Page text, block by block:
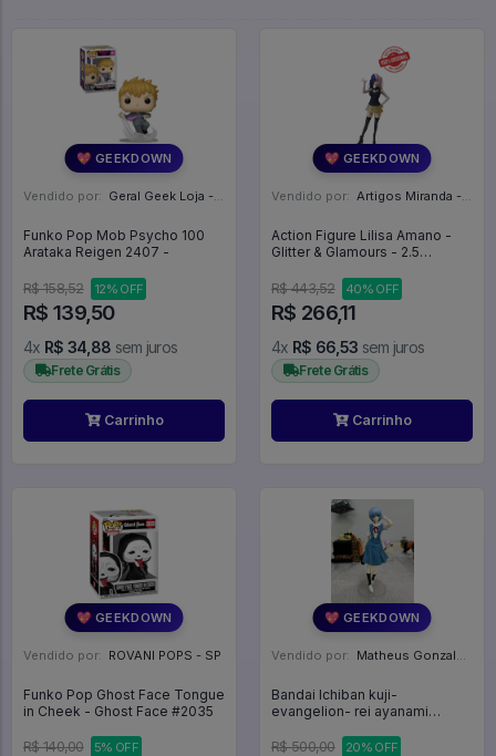
💖 GEEKDOWN
Vendido por: Geral Geek Loja - SP
Funko Pop Mob Psycho 100
Arataka Reigen 2407 -
R$ 158,52 12% OFF
R$ 139,50
4x R$ 34,88 sem juros
Frete Grátis
Carrinho
💖 GEEKDOWN
Vendido por: Artigos Miranda - RJ
Action Figure Lilisa Amano -
Glitter & Glamours - 2.5
R$ 443,52
40% OFF
R$ 266,11
4x R$ 66,53 sem juros
Frete Grátis
Carrinho
💖 GEEKDOWN
Vendido por: ROVANI POPS - SP
Funko Pop Ghost Face Tongue
in Cheek - Ghost Face #2035
R$ 140,00 5% OFF
💖 GEEKDOWN
Vendido por: Matheus Gonzalez Tendulini - SP
Bandai Ichiban kuji-
evangelion- rei ayanami
Neon Genesis Evangelion
R$ 500,00 20% OFF